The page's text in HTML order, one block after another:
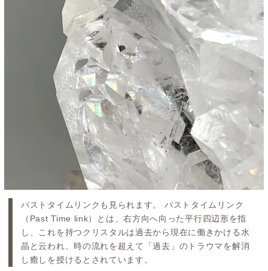
パストタイムリンクも見られます。 パストタイムリンク
（Past Time link）とは、右方向へ向った平行四辺形を指
し、これを持つクリスタルは過去から現在に働きかける水
晶と云われ、時の流れを超えて「過去」のトラウマを解消
し癒しを授けるとされています。